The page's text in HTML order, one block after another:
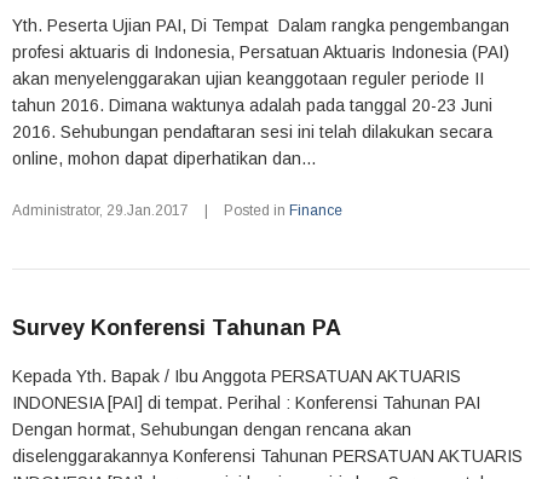
Yth. Peserta Ujian PAI, Di Tempat Dalam rangka pengembangan
profesi aktuaris di Indonesia, Persatuan Aktuaris Indonesia (PAI)
akan menyelenggarakan ujian keanggotaan reguler periode II
tahun 2016. Dimana waktunya adalah pada tanggal 20-23 Juni
2016. Sehubungan pendaftaran sesi ini telah dilakukan secara
online, mohon dapat diperhatikan dan...
Administrator, 29.Jan.2017 Posted in Finance
Survey Konferensi Tahunan PA
Kepada Yth. Bapak / Ibu Anggota PERSATUAN AKTUARIS
INDONESIA [PAI] di tempat. Perihal : Konferensi Tahunan PAI
Dengan hormat, Sehubungan dengan rencana akan
diselenggarakannya Konferensi Tahunan PERSATUAN AKTUARIS